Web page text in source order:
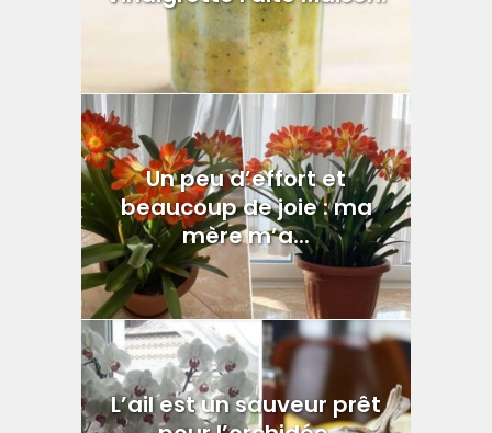
Un peu d’effort et
beaucoup de joie : ma
mère m’a...
L’ail est un sauveur prêt